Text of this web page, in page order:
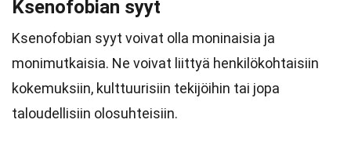
Ksenofobian syyt
Ksenofobian syyt voivat olla moninaisia ja
monimutkaisia. Ne voivat liittyä henkilökohtaisiin
kokemuksiin, kulttuurisiin tekijöihin tai jopa
taloudellisiin olosuhteisiin.